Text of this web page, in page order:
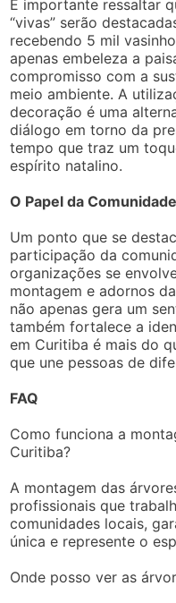
É importante ressaltar
“vivas” serão
recebendo 5 mil
apenas embeleza a
compromisso com a
meio ambiente. A
decoração é uma
diálogo em torno da
tempo que traz um
espírito natalino.
O Papel da
Um ponto que se
participação da
organizações se
montagem e adornos
não apenas gera um
também fortalece a
em Curitiba é mais do
que une pessoas de
FAQ
Como funciona a
Curitiba?
A montagem das
profissionais que
comunidades locais,
única e represente o
Onde posso ver as